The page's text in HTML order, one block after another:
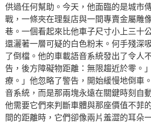
供過任何幫助。今天，他面臨的是城市
戰，一條夾在理髮店與一間專賣金屬雕
巷。一個看起來比他車子尺寸小上三十
還灑著一層可疑的白色粉末。何手殘深
了倒檔。他的車載語音系統發出了令人
告，後方障礙物距離：無限趨近於零。
療。」他忽略了警告，開始緩慢地倒車
音系統，而是那兩塊永遠在關鍵時刻自
他需要它們來判斷車體與那座價值不菲
間的距離時，它們卻像兩片羞澀的耳朵